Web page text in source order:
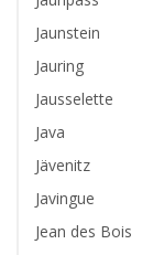
Jaunstein
Jauring
Jausselette
Java
Jävenitz
Javingue
Jean des Bois